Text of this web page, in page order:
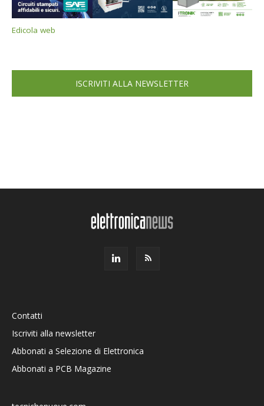
Edicola web
ISCRIVITI ALLA NEWSLETTER
Contatti
Iscriviti alla newsletter
Abbonati a Selezione di Elettronica
Abbonati a PCB Magazine